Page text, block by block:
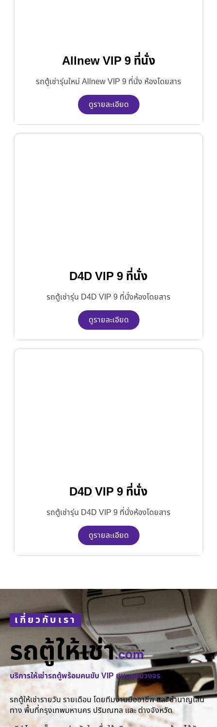
Allnew VIP 9 ที่นั่ง
รถตู้เช่ารุ่นใหม่ Allnew VIP 9 ที่นั่ง ห้องโดยสาร
ดูรายละเอียด
D4D VIP 9 ที่นั่ง
รถตู้เช่ารุ่น D4D VIP 9 ที่นั่งห้องโดยสาร
ดูรายละเอียด
D4D VIP 9 ที่นั่ง
รถตู้เช่ารุ่น D4D VIP 9 ที่นั่งห้องโดยสาร
ดูรายละเอียด
เกี่ยวกับเรา
รถตู้ให้เช่า.com
บริการให้เช่ารถตู้พร้อมคนขับ VIP แบบครบวงจร
รถตู้ให้เช่ารายวัน รายเดือน โดยทีมงานมืออาชีพ และ ชำนาญเส้น
ทาง พื้นที่กรุงเทพมหานคร ปริมณฑล และ ต่างจังหวัด